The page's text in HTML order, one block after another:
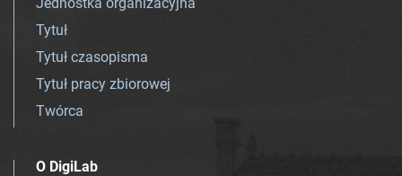
Tytuł
Tytuł czasopisma
Tytuł pracy zbiorowej
Twórca
O DigiLab